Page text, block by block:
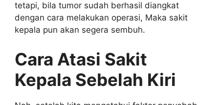
tetapi, bila tumor sudah berhasil diangkat
dengan cara melakukan operasi, Maka sakit
kepala pun akan segera sembuh.
Cara Atasi Sakit
Kepala Sebelah Kiri